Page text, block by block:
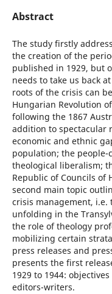
Abstract
The study firstly
the creation of the
published in 1929, but
needs to take us back
roots of the crisis can
Hungarian Revolution
following the 1867
addition to spectacular
economic and ethnic
population; the people-
theological liberalism;
Republic of Councils of
second main topic
crisis management, i.e.
unfolding in the
the role of theology
mobilizing certain
press releases and
presents the first
1929 to 1944:
editors-writers.